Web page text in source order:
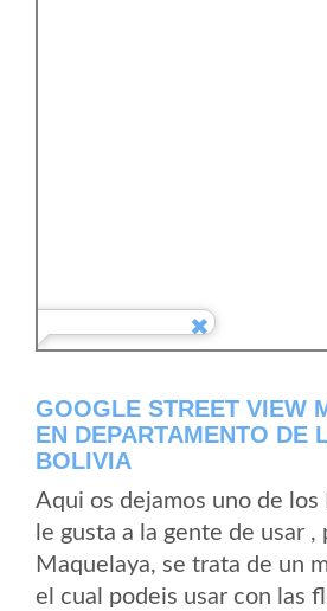
GOOGLE STREET VIEW
EN DEPARTAMENTO DE
BOLIVIA
Aqui os dejamos uno de los
le gusta a la gente de usar
Maquelaya, se trata de un
el cual podeis usar con las